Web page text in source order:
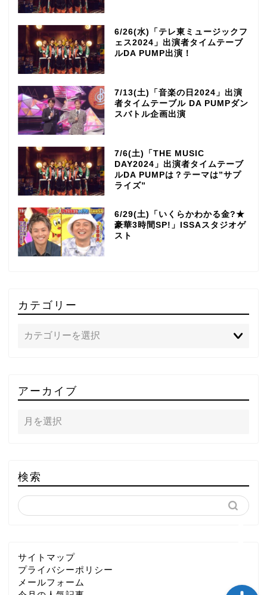
6/26(水)「テレ東ミュージックフ
ェス2024」出演者タイムテーブ
ルDA PUMP出演！
7/13(土)「音楽の日2024」出演
者タイムテーブル DA PUMPダン
スバトル企画出演
7/6(土)「THE MUSIC
DAY2024」出演者タイムテーブ
ルDA PUMPは？テーマは”サプ
ライズ”
6/29(土)「いくらかわかる金?★
豪華3時間SP!」ISSAスタジオゲ
スト
カテゴリー
アーカイブ
検索
サイトマップ
プライバシーポリシー
メールフォーム
～DA PUMP YORIの晴れ
ばれラジオ～